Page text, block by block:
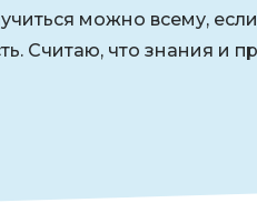
можно всему, если
Считаю, что знания и